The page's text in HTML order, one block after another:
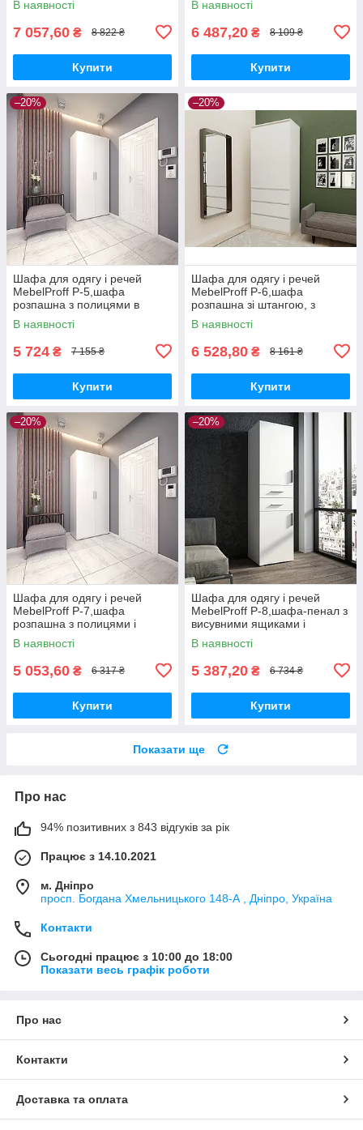
вітальню, передпокій
В наявності
7 057,60 ₴ 8 822 ₴
Купити
спальню, передпокій
В наявності
6 487,20 ₴ 8 109 ₴
Купити
–20%
Шафа для одягу і речей
MebelProff P-5,шафа
розпашна з полицями в
спальню, вітальню,
передпокій
В наявності
5 724 ₴ 7 155 ₴
Купити
–20%
Шафа для одягу і речей
MebelProff P-6,шафа
розпашна зі штангою, з
висувними ящиками в
спальню, передпокій
В наявності
6 528,80 ₴ 8 161 ₴
Купити
–20%
Шафа для одягу і речей
MebelProff P-7,шафа
розпашна з полицями і
штангою в спальню,
вітальню, передпокій
В наявності
5 053,60 ₴ 6 317 ₴
Купити
–20%
Шафа для одягу і речей
MebelProff P-8,шафа-пенал з
висувними ящиками і
полицями в спальню,
вітальню, передпокій
В наявності
5 387,20 ₴ 6 734 ₴
Купити
Показати ще
Про нас
94% позитивних з 843 відгуків за рік
Працює з 14.10.2021
м. Дніпро
просп. Богдана Хмельницького 148-А , Дніпро, Україна
Контакти
Сьогодні працює з 10:00 до 18:00
Показати весь графік роботи
Про нас
Контакти
Доставка та оплата